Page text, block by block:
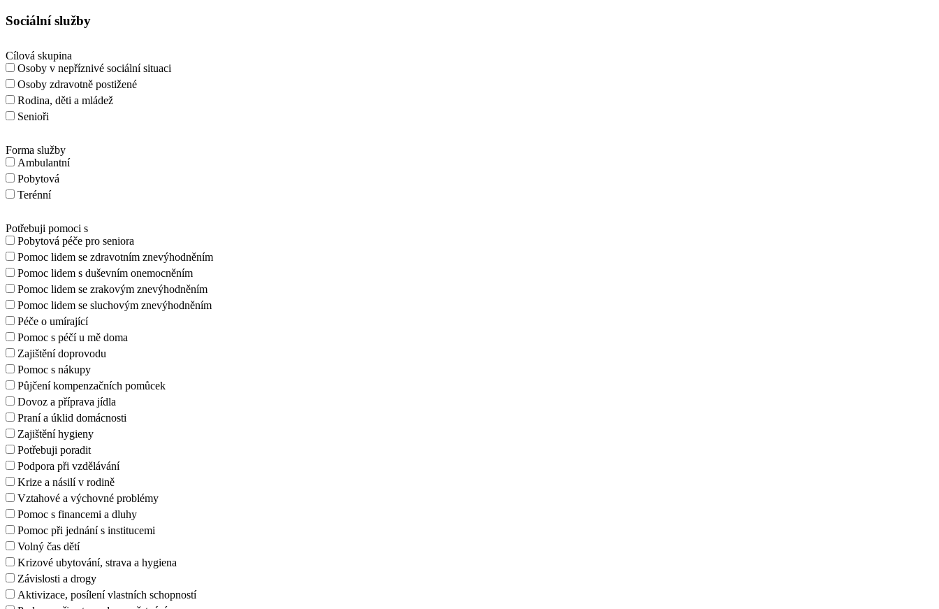
Sociální služby
Cílová skupina
Osoby v nepříznivé sociální situaci
Osoby zdravotně postižené
Rodina, děti a mládež
Senioři
Forma služby
Ambulantní
Pobytová
Terénní
Potřebuji pomoci s
Pobytová péče pro seniora
Pomoc lidem se zdravotním znevýhodněním
Pomoc lidem s duševním onemocněním
Pomoc lidem se zrakovým znevýhodněním
Pomoc lidem se sluchovým znevýhodněním
Péče o umírající
Pomoc s péčí u mě doma
Zajištění doprovodu
Pomoc s nákupy
Půjčení kompenzačních pomůcek
Dovoz a příprava jídla
Praní a úklid domácnosti
Zajištění hygieny
Potřebuji poradit
Podpora při vzdělávání
Krize a násilí v rodině
Vztahové a výchovné problémy
Pomoc s financemi a dluhy
Pomoc při jednání s institucemi
Volný čas dětí
Krizové ubytování, strava a hygiena
Závislosti a drogy
Aktivizace, posílení vlastních schopností